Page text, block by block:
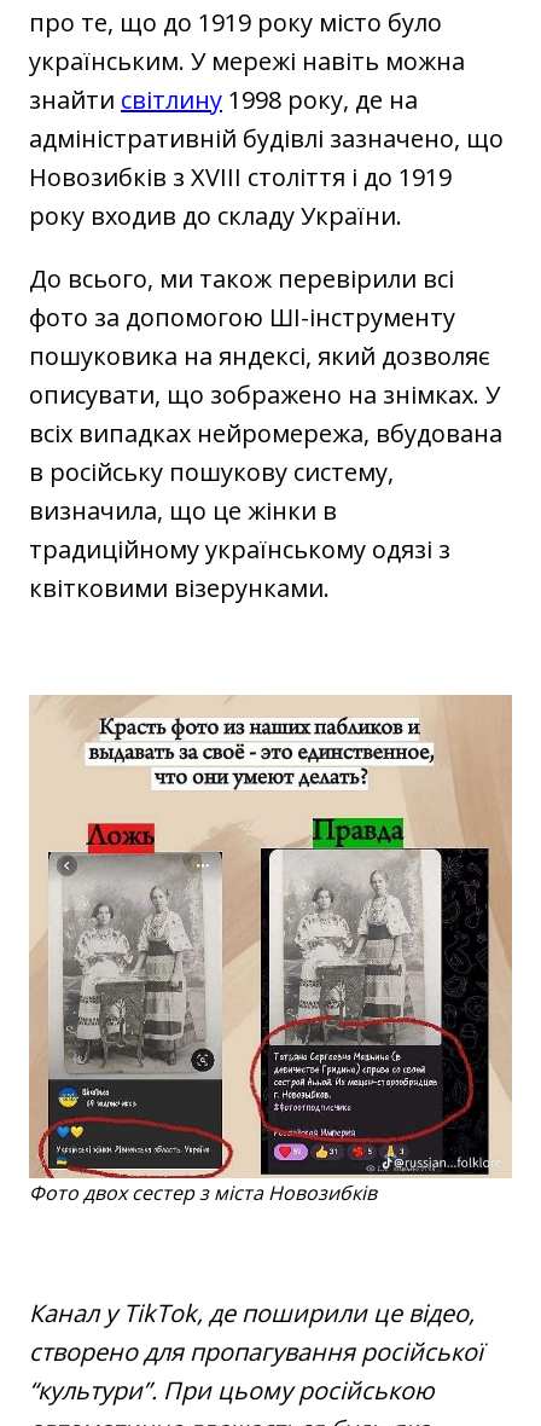
про те, що до 1919 року місто було
українським. У мережі навіть можна
знайти світлину 1998 року, де на
адміністративній будівлі зазначено, що
Новозибків з XVIII століття і до 1919
року входив до складу України.
До всього, ми також перевірили всі
фото за допомогою ШІ-інструменту
пошуковика на яндексі, який дозволяє
описувати, що зображено на знімках. У
всіх випадках нейромережа, вбудована
в російську пошукову систему,
визначила, що це жінки в
традиційному українському одязі з
квітковими візерунками.
Фото двох сестер з міста Новозибків
Канал у TikTok, де поширили це відео,
створено для пропагування російської
“культури”. При цьому російською